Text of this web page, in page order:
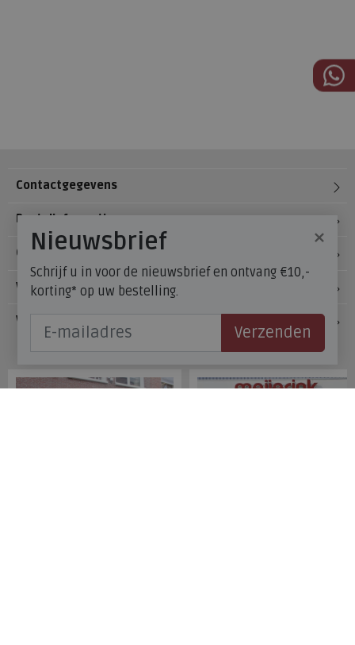
Contactgegevens
Bestelinformatie
Over Meijerink Schoenen
Voetzorg
Veelgestelde vragen
×
Nieuwsbrief
Schrijf u in voor de nieuwsbrief en ontvang €10,-
korting* op uw bestelling.
Verzenden